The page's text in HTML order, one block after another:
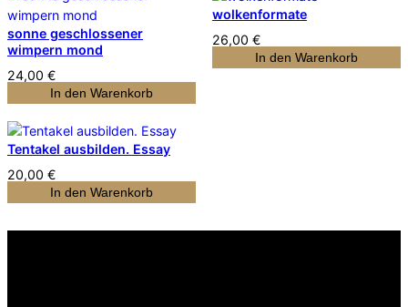
sonne geschlossener
wimpern mond
24,00 €
In den Warenkorb
wolkenformate
26,00 €
In den Warenkorb
Tentakel ausbilden. Essay
20,00 €
In den Warenkorb